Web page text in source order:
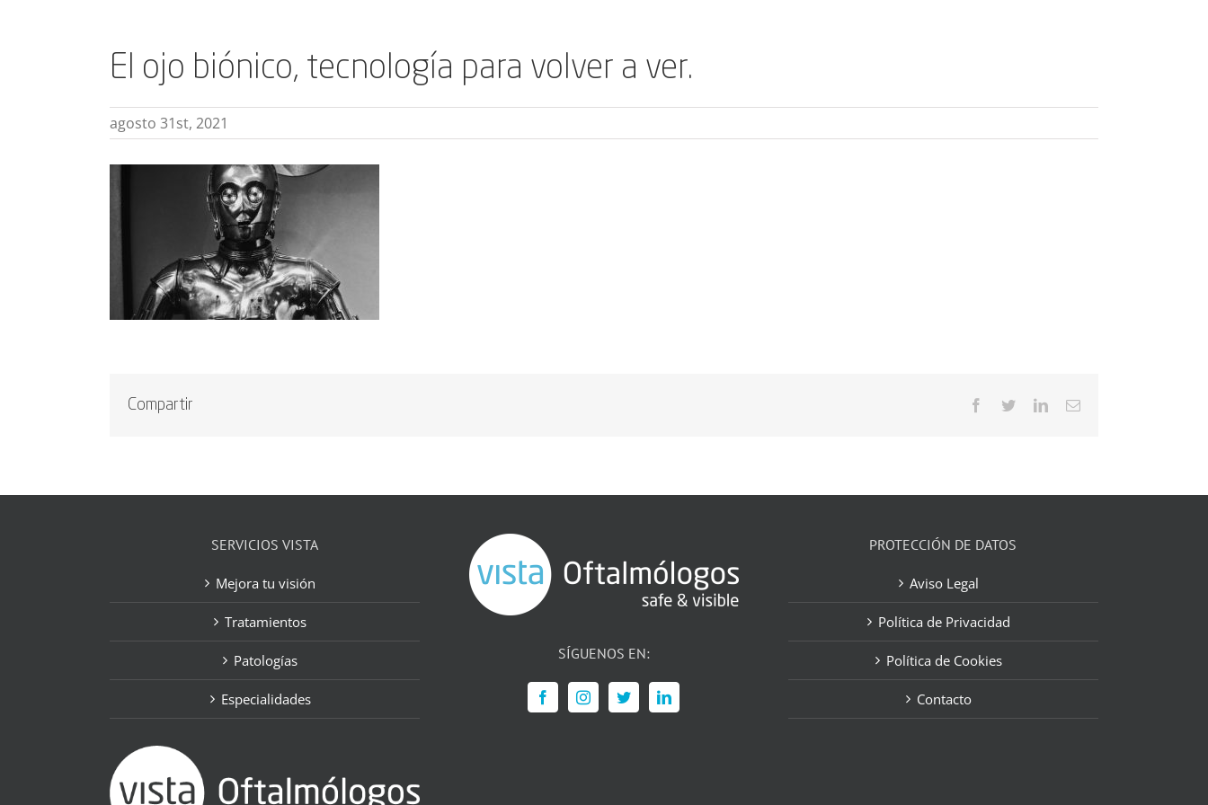
El ojo biónico, tecnología para volver a ver.
agosto 31st, 2021
Compartir Facebook
TwitterLinkedInCorreo
SERVICIOS VISTA
Mejora tu visión
Tratamientos
Patologías
Especialidades
SÍGUENOS EN:
PROTECCIÓN DE DATOS
Aviso Legal
Política de Privacidad
Política de Cookies
Contacto